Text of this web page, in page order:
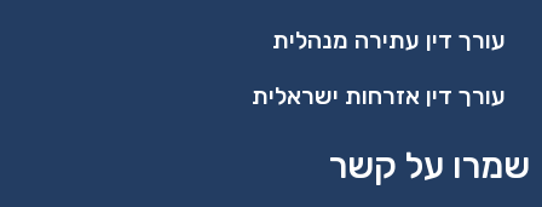
עורך דין עתירה מנהלית
עורך דין אזרחות ישראלית
שמרו על קשר